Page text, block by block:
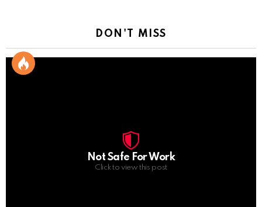
DON'T MISS
Not Safe For Work
Click to view this post